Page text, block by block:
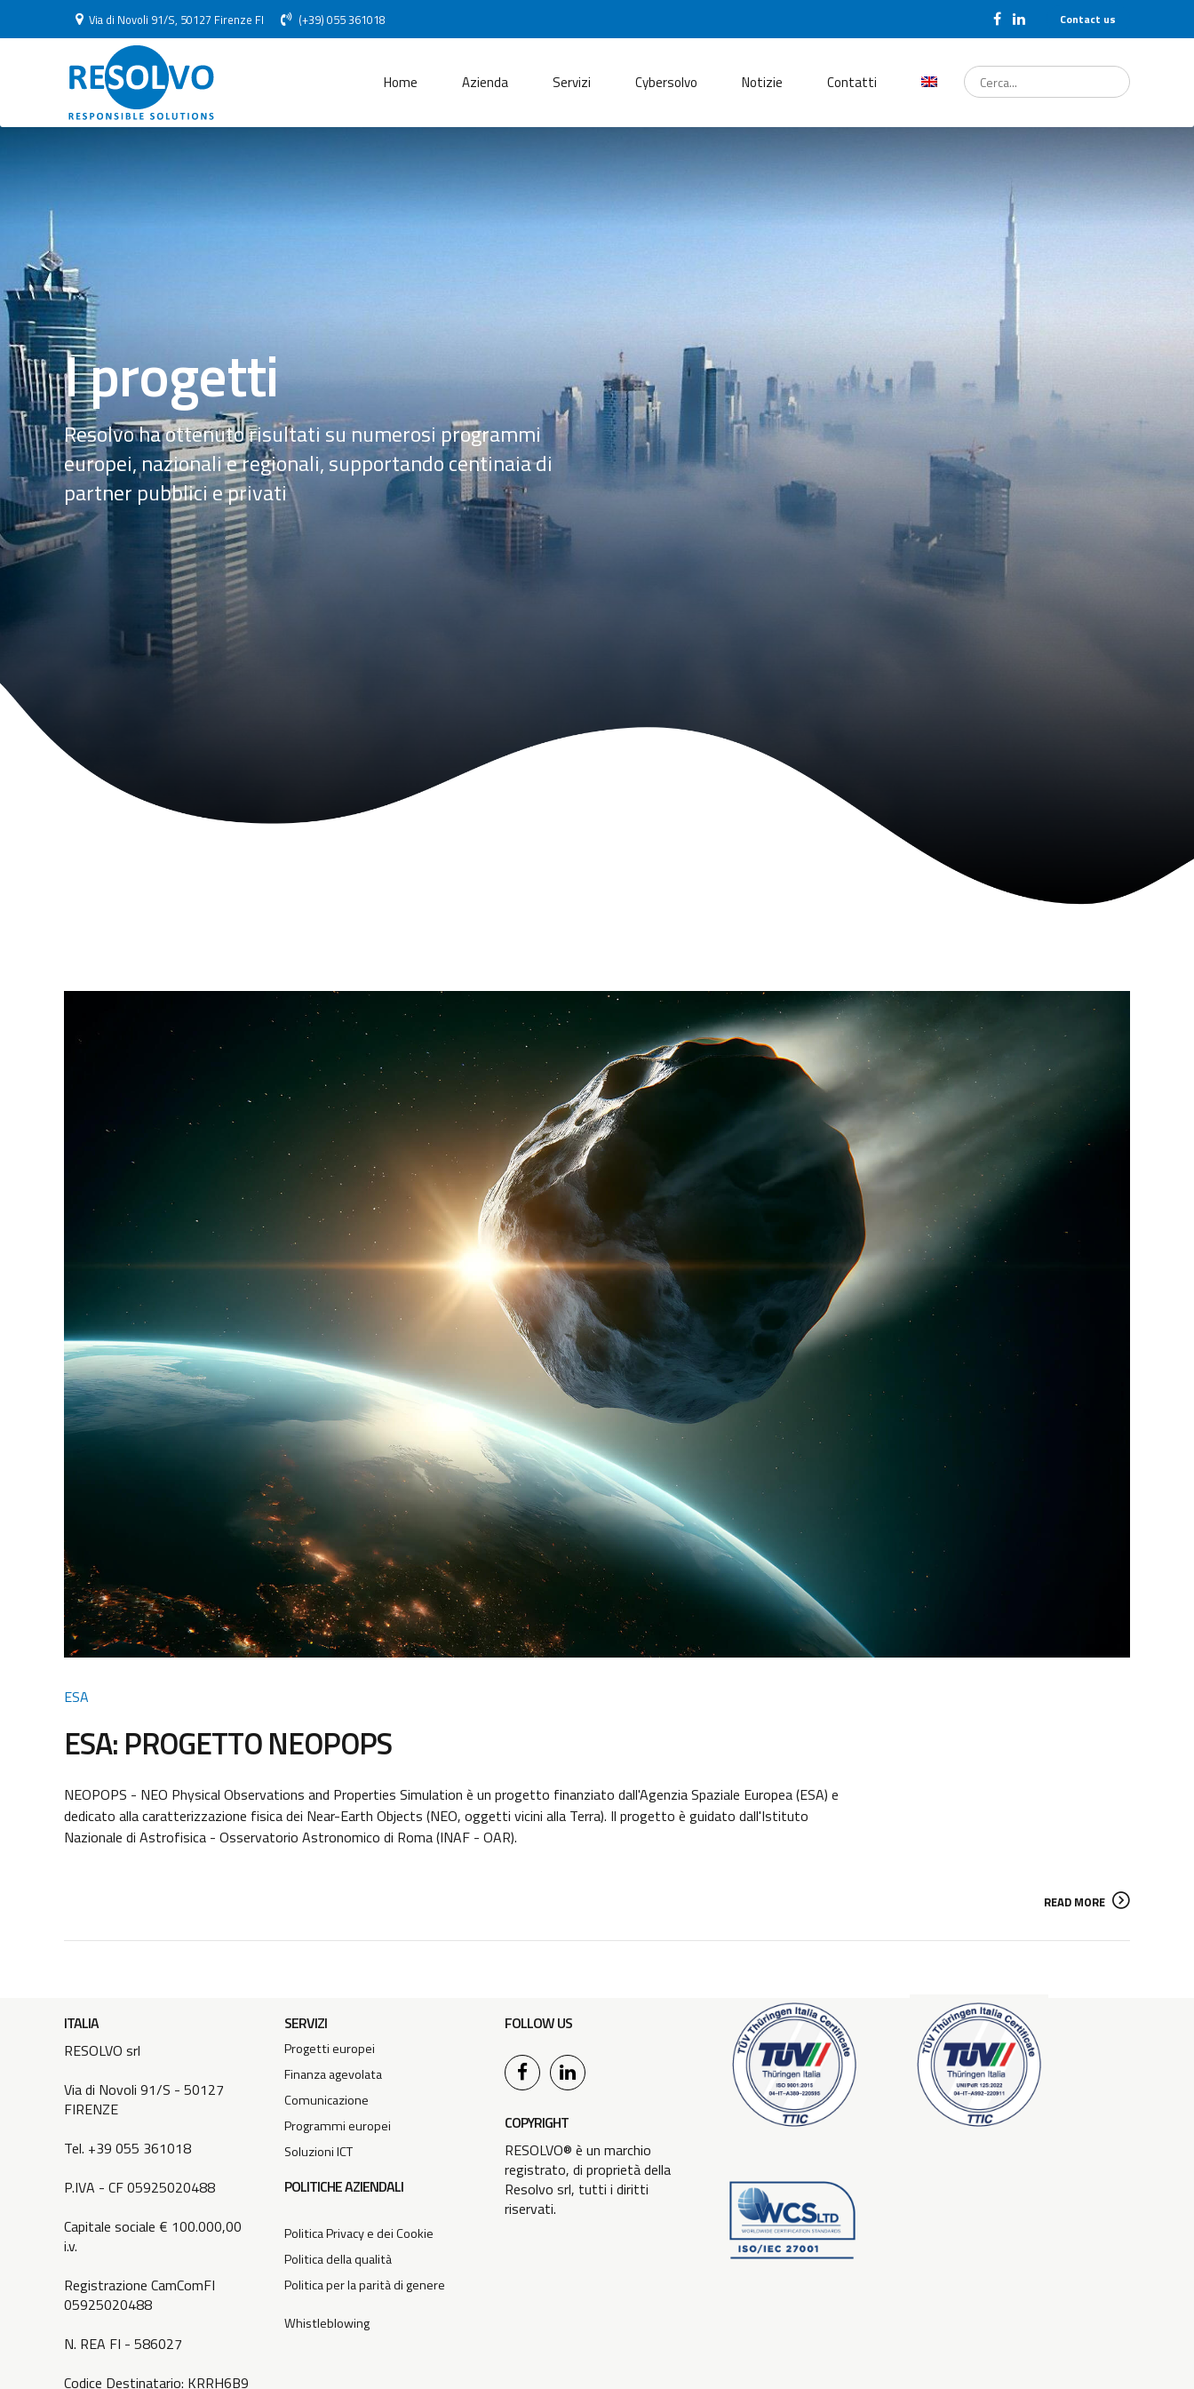
Via di Novoli 91/S, 50127 Firenze FI (+39) 055 361018 Contact us
Home Azienda Servizi Cybersolvo Notizie Contatti
Cerca...
I progetti
Resolvo ha ottenuto risultati su numerosi programmi
europei, nazionali e regionali, supportando centinaia di
partner pubblici e privati
ESA
ESA: PROGETTO NEOPOPS
NEOPOPS - NEO Physical Observations and Properties Simulation è un progetto finanziato dall'Agenzia Spaziale Europea (ESA) e
dedicato alla caratterizzazione fisica dei Near-Earth Objects (NEO, oggetti vicini alla Terra). Il progetto è guidato dall'Istituto
Nazionale di Astrofisica - Osservatorio Astronomico di Roma (INAF - OAR).
READ MORE
ITALIA
RESOLVO srl
Via di Novoli 91/S - 50127
FIRENZE
Tel. +39 055 361018
P.IVA - CF 05925020488
Capitale sociale € 100.000,00
i.v.
Registrazione CamComFI
05925020488
N. REA FI - 586027
Codice Destinatario: KRRH6B9
SERVIZI
Progetti europei
Finanza agevolata
Comunicazione
Programmi europei
Soluzioni ICT
POLITICHE AZIENDALI
Politica Privacy e dei Cookie
Politica della qualità
Politica per la parità di genere
Whistleblowing
FOLLOW US
COPYRIGHT
RESOLVO® è un marchio
registrato, di proprietà della
Resolvo srl, tutti i diritti
riservati.